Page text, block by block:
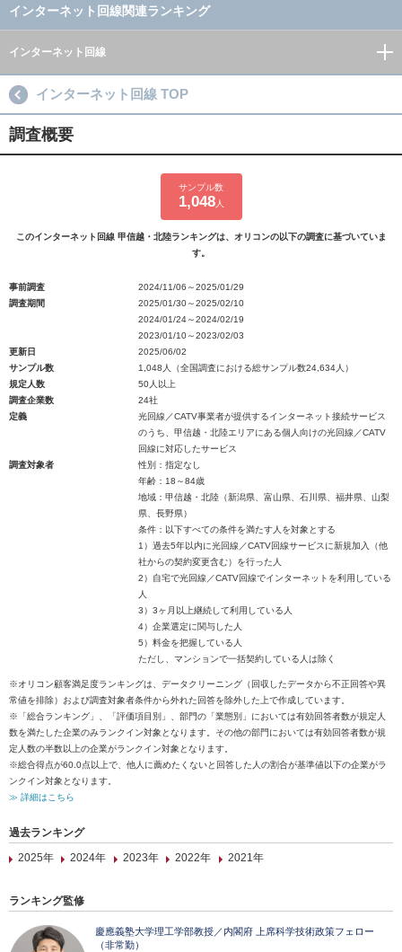
インターネット回線関連ランキング
インターネット回線
インターネット回線 TOP
調査概要
サンプル数
1,048人
このインターネット回線 甲信越・北陸ランキングは、オリコンの以下の調査に基づいていま
す。
事前調査
2024/11/06～2025/01/29
調査期間
2025/01/30～2025/02/10
2024/01/24～2024/02/19
2023/01/10～2023/02/03
更新日
2025/06/02
サンプル数
1,048人（全国調査における総サンプル数24,634人）
規定人数
50人以上
調査企業数
24社
定義
光回線／CATV事業者が提供するインターネット接続サービス
のうち、甲信越・北陸エリアにある個人向けの光回線／CATV
回線に対応したサービス
調査対象者
性別：指定なし
年齢：18～84歳
地域：甲信越・北陸（新潟県、富山県、石川県、福井県、山梨
県、長野県）
条件：以下すべての条件を満たす人を対象とする
1）過去5年以内に光回線／CATV回線サービスに新規加入（他
社からの契約変更含む）を行った人
2）自宅で光回線／CATV回線でインターネットを利用している
人
3）3ヶ月以上継続して利用している人
4）企業選定に関与した人
5）料金を把握している人
ただし、マンションで一括契約している人は除く
※オリコン顧客満足度ランキングは、データクリーニング（回収したデータから不正回答や異
常値を排除）および調査対象者条件から外れた回答を除外した上で作成しています。
※「総合ランキング」、「評価項目別」、部門の「業態別」においては有効回答者数が規定人
数を満たした企業のみランクイン対象となります。その他の部門においては有効回答者数が規
定人数の半数以上の企業がランクイン対象となります。
※総合得点が60.0点以上で、他人に薦めたくないと回答した人の割合が基準値以下の企業がラ
ンクイン対象となります。
≫ 詳細はこちら
過去ランキング
2025年
2024年 2023年 2022年 2021年
ランキング監修
慶應義塾大学理工学部教授／内閣府 上席科学技術政策フェロー
（非常勤）